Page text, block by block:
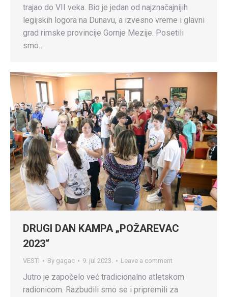
trajao do VII veka. Bio je jedan od najznačajnijih
legijskih logora na Dunavu, a izvesno vreme i glavni
grad rimske provincije Gornje Mezije. Posetili
smo…
DRUGI DAN KAMPA „POŽAREVAC
2023“
VESTI By gagac 9. jul 2023. Leave a comment
Jutro je započelo već tradicionalno atletskom
radionicom. Razbudili smo se i pripremili za